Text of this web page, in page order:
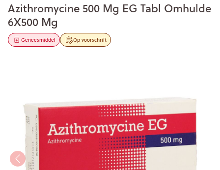
Azithromycine 500 Mg EG Tabl Omhulde
6X500 Mg
Op voorschrift
Geneesmiddel